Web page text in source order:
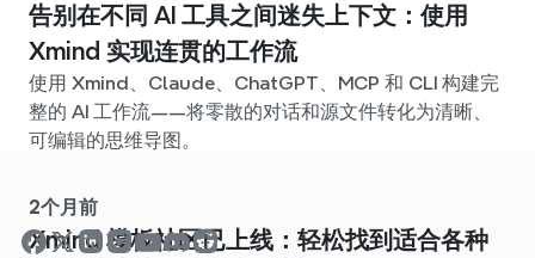
告别在不同 AI 工具之间迷失上下文：使用
Xmind 实现连贯的工作流
使用 Xmind、Claude、ChatGPT、MCP 和 CLI 构建完
整的 AI 工作流——将零散的对话和源文件转化为清晰、
可编辑的思维导图。
2个月前
Xmind 模板社区已上线：轻松找到适合各种